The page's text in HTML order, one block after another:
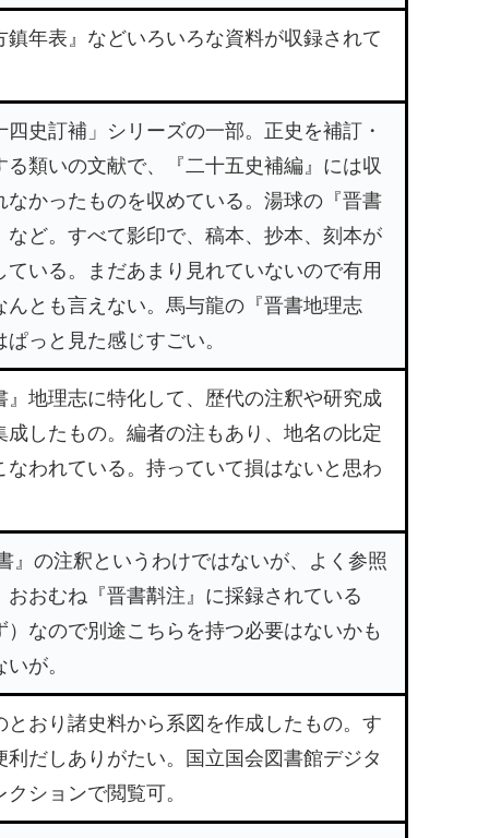
鎮年表』などいろいろな資料が収録されて
四史訂補」シリーズの一部。正史を補訂・
る類いの文献で、『二十五史補編』には収
なかったものを収めている。湯球の『晋書
など。すべて影印で、稿本、抄本、刻本が
ている。まだあまり見れていないので有用
んとも言えない。馬与龍の『晋書地理志
ぱっと見た感じすごい。
』地理志に特化して、歴代の注釈や研究成
成したもの。編者の注もあり、地名の比定
なわれている。持っていて損はないと思わ
』の注釈というわけではないが、よく参照
おおむね『晋書斠注』に採録されている
）なので別途こちらを持つ必要はないかも
が。
とおり諸史料から系図を作成したもの。す
利だしありがたい。国立国会図書館デジタ
クションで閲覧可。